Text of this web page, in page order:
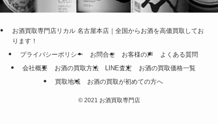
お酒買取専門店リカル 名古屋本店｜全国からお酒を高価買取してお
ります！
プライバシーポリシー
お問合せ お客様の声
よくある質問
会社概要
お酒の買取方法 LINE査定
お酒の買取価格一覧
買取地域
お酒の買取が初めての方へ
©2021 お酒買取専門店